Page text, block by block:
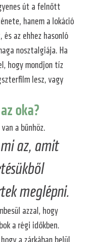
út a felnőtt
hanem a lokáció
az ehhez hasonló
nosztalgiája. Ha
hogy mondjon tíz
lesz, vagy
oka?
a bűnhöz.
az, amit
meglépni.
azzal, hogy
a régi időkben.